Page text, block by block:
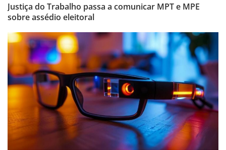
Justiça do Trabalho passa a comunicar MPT e MPE
sobre assédio eleitoral